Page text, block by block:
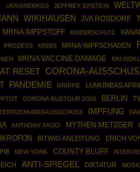
UKRAINEKRIEG JEFFREY EPSTEIN
WIKIHAUSEN JVA ROSDORF
MRNA IMFPSTOFF KINDERSCHUTZ
PROZESS KREBS MRNA-IMPFSCHADEN
MRNA VACCINE DAMAGE RKI-
RESET CORONA-
PANDEMIE GRIPPE LUMUMBAS
CORONA BUSTOUR 2020 BERLIN
IMPFUNG
ANTHONY FAUCI MYTHEN METZGER
BITWIG ANLEITUNG ERICH
NEW YORK COUNTY BLUFF
ANTI-SPIEGEL DIKTATUR